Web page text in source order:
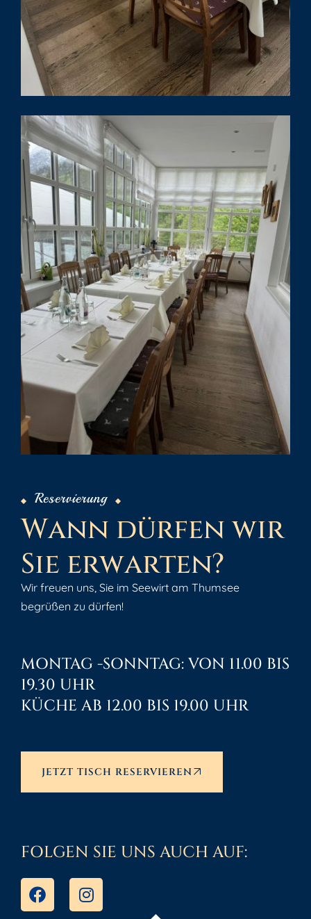
Reservierung
Wann dürfen wir
Sie erwarten?
Wir freuen uns, Sie im Seewirt am Thumsee
begrüßen zu dürfen!
MONTAG -SONNTAG: VON 11.00 BIS
19.30 UHR
KÜCHE AB 12.00 BIS 19.00 UHR
JETZT TISCH RESERVIEREN
FOLGEN SIE UNS AUCH AUF: